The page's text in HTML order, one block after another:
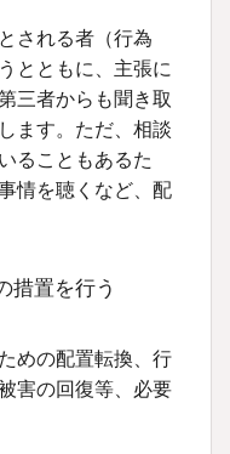
される者（行為
とともに、主張に
三者からも聞き取
ます。ただ、相談
ることもあるた
情を聴くなど、配
措置を行う
めの配置転換、行
害の回復等、必要